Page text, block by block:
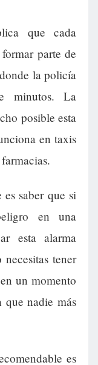
que cada
parte de
la policía
minutos. La
posible esta
en taxis
saber que si
en una
esta alarma
tener
un momento
que nadie más
es